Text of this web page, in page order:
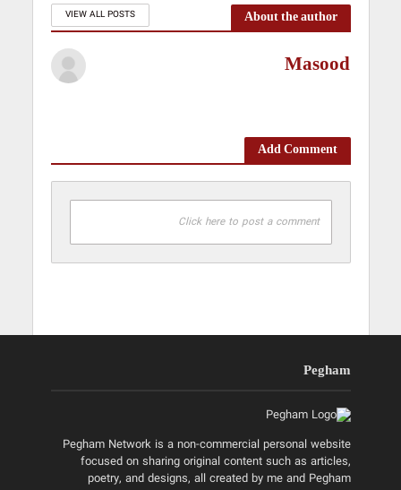
About the author
VIEW ALL POSTS
Masood
Add Comment
Click here to post a comment
Pegham
Pegham Network is a non-commercial personal website
focused on sharing original content such as articles,
poetry, and designs, all created by me and Pegham